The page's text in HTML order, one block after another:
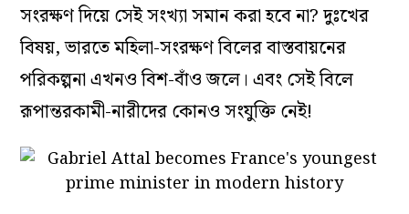
সংরক্ষণ দিয়ে সেই সংখ্যা সমান করা হবে না? দুঃখের
বিষয়, ভারতে মহিলা-সংরক্ষণ বিলের বাস্তবায়নের
পরিকল্পনা এখনও বিশ-বাঁও জলে। এবং সেই বিলে
রূপান্তরকামী-নারীদের কোনও সংযুক্তি নেই!